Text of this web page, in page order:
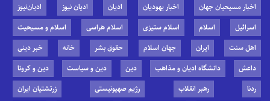
اخبار مسیحیان جهان
اخبار یهودیان ادیان ادیان نیوز
ادیان‌نیوز
اسرائیل
اسلام اسلام ستیزی اسلام هراسی
اسلام و مسیحیت
اهل سنت
ایران جهان اسلام حقوق بشر خانه
خبر دینی
داعش
دانشگاه ادیان و مذاهب دین دین و سیاست
دین و کرونا
ردنا
رهبر انقلاب رژیم صهیونیستی
زرتشتیان ایران